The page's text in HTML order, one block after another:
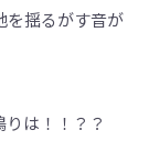
揺るがす音が
は！！？？